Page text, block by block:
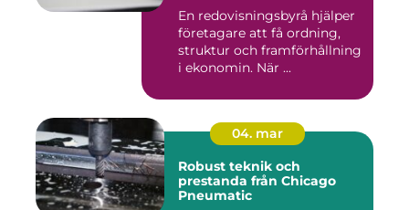
En redovisningsbyrå hjälper
företagare att få ordning,
struktur och framförhållning
i ekonomin. När ...
04. mar
Robust teknik och
prestanda från Chicago
Pneumatic